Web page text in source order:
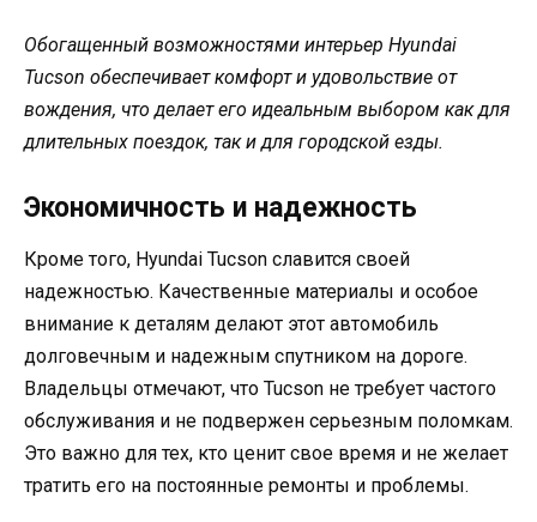
Обогащенный возможностями интерьер Hyundai
Tucson обеспечивает комфорт и удовольствие от
вождения, что делает его идеальным выбором как для
длительных поездок, так и для городской езды.
Экономичность и надежность
Кроме того, Hyundai Tucson славится своей
надежностью. Качественные материалы и особое
внимание к деталям делают этот автомобиль
долговечным и надежным спутником на дороге.
Владельцы отмечают, что Tucson не требует частого
обслуживания и не подвержен серьезным поломкам.
Это важно для тех, кто ценит свое время и не желает
тратить его на постоянные ремонты и проблемы.